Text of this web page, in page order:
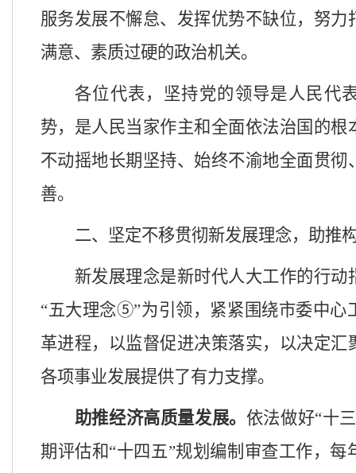
服务发展不懈怠、发挥优势不缺位，努力
满意、素质过硬的政治机关。
各位代表，坚持党的领导是人民代
势，是人民当家作主和全面依法治国的根
不动摇地长期坚持、始终不渝地全面贯彻
善。
二、 坚定不移贯彻新发展理念， 助推
新发展理念是新时代人大工作的行动
“五大理念⑤”为引领，紧紧围绕市委中心
革进程，以监督促进决策落实，以决定汇
各项事业发展提供了有力支撑。
助推经济高质量发展。 依法做好“十
期评估和“十四五”规划编制审查工作，每